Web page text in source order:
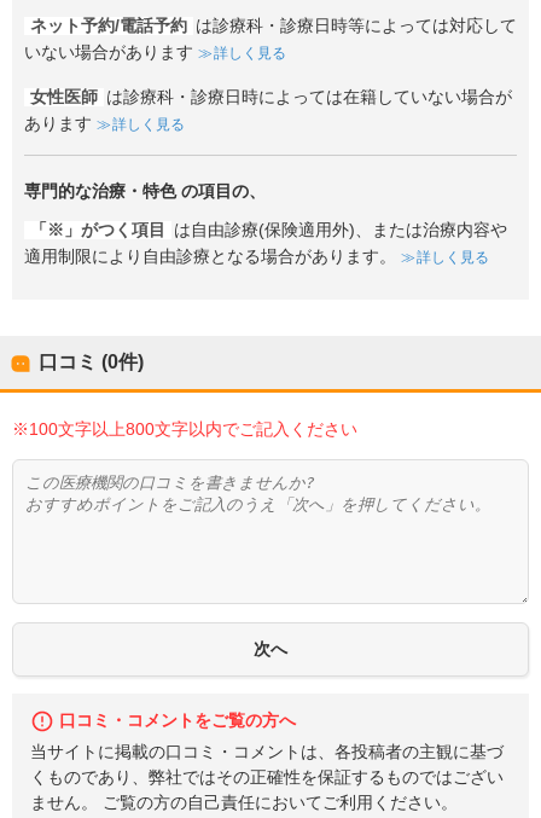
ネット予約/電話予約 は診療科・診療日時等によっては対応して
いない場合があります
詳しく見る
女性医師 は診療科・診療日時によっては在籍していない場合が
あります
詳しく見る
専門的な治療・特色の項目の、
「※」がつく項目
は自由診療(保険適用外)、または治療内容や
適用制限により自由診療となる場合があります。
詳しく見る
口コミ (0件)
※100文字以上800文字以内でご記入ください
口コミ・コメントをご覧の方へ
当サイトに掲載の口コミ・コメントは、各投稿者の主観に基づ
くものであり、弊社ではその正確性を保証するものではござい
ません。 ご覧の方の自己責任においてご利用ください。